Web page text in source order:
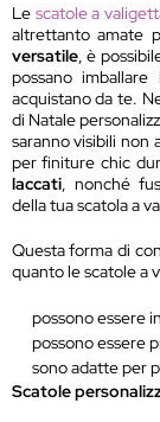
Le scatole a
altrettanto amate
versatile, è
possano
acquistano da te.
di Natale
saranno visibili non
per finiture chic
laccati, nonché
della tua scatola a
Questa forma di
quanto le scatole a
possono essere
possono essere
sono adatte per
Scatole